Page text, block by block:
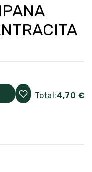
Total:4,70 €